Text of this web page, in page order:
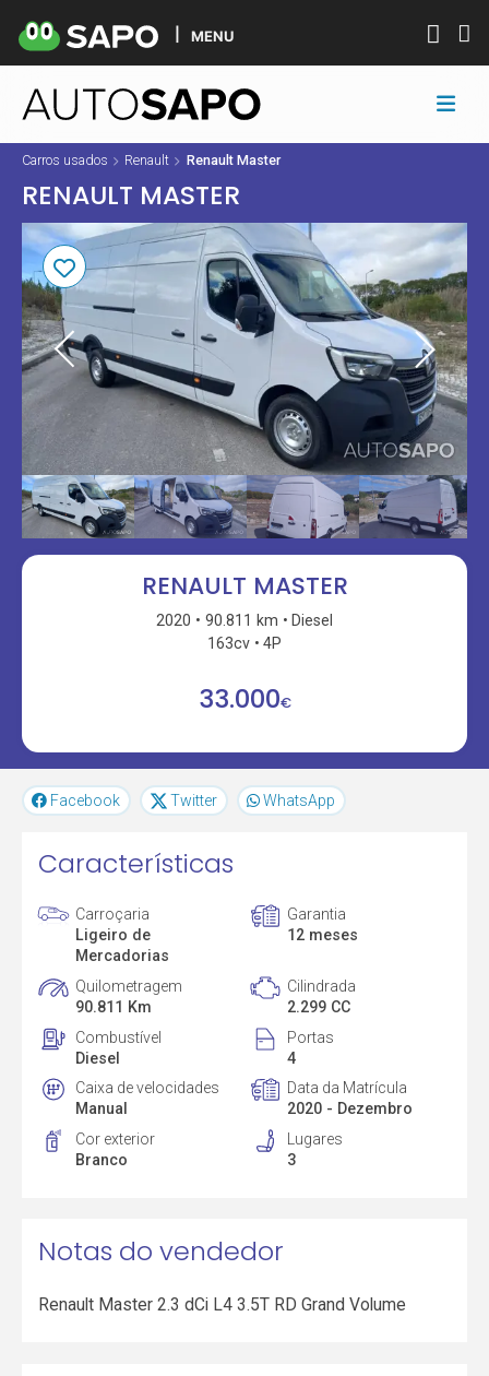
MENU
Carros usados Renault Renault Master
RENAULT MASTER
RENAULT MASTER
2020 90.811 km
Diesel
163cv
4P
33.000€
Facebook Twitter WhatsApp
Características
Carroçaria
Ligeiro de
Mercadorias
Garantia
12 meses
Quilometragem
90.811 Km
Cilindrada
2.299 CC
Combustível
Diesel
Portas
4
Caixa de velocidades
Manual
Data da Matrícula
2020 - Dezembro
Cor exterior
Branco
Lugares
3
Notas do vendedor
Renault Master 2.3 dCi L4 3.5T RD Grand Volume